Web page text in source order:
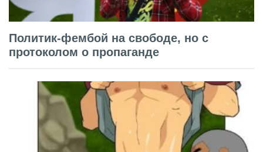
Политик-фембой на свободе, но с
протоколом о пропаганде